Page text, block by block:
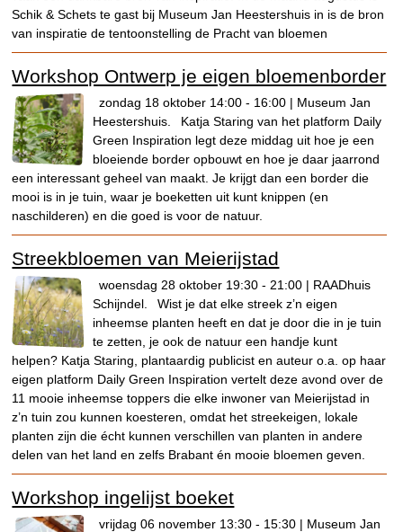
Schik & Schets te gast bij Museum Jan Heestershuis in is de bron
van inspiratie de tentoonstelling de Pracht van bloemen
Workshop Ontwerp je eigen bloemenborder
zondag 18 oktober 14:00 - 16:00 | Museum Jan
Heestershuis.
Katja Staring van het platform Daily
Green Inspiration legt deze middag uit hoe je een
bloeiende border opbouwt en hoe je daar jaarrond
een interessant geheel van maakt. Je krijgt dan een border die
mooi is in je tuin, waar je boeketten uit kunt knippen (en
naschilderen) en die goed is voor de natuur.
Streekbloemen van Meierijstad
woensdag 28 oktober 19:30 - 21:00 | RAADhuis
Schijndel.
Wist je dat elke streek z’n eigen
inheemse planten heeft en dat je door die in je tuin
te zetten, je ook de natuur een handje kunt
helpen? Katja Staring, plantaardig publicist en auteur o.a. op haar
eigen platform Daily Green Inspiration vertelt deze avond over de
11 mooie inheemse toppers die elke inwoner van Meierijstad in
z’n tuin zou kunnen koesteren, omdat het streekeigen, lokale
planten zijn die écht kunnen verschillen van planten in andere
delen van het land en zelfs Brabant én mooie bloemen geven.
Workshop ingelijst boeket
vrijdag 06 november 13:30 - 15:30 | Museum Jan